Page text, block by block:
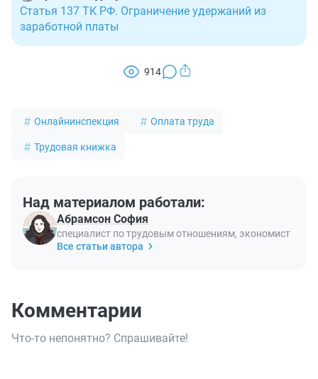
Статья 137 ТК РФ. Ограничение удержаний из
заработной платы
914
Онлайнинспекция Оплата труда
Трудовая книжка
Над материалом работали:
Абрамсон София
специалист по трудовым отношениям, экономист
Все статьи автора
Комментарии
Что-то непонятно? Спрашивайте!